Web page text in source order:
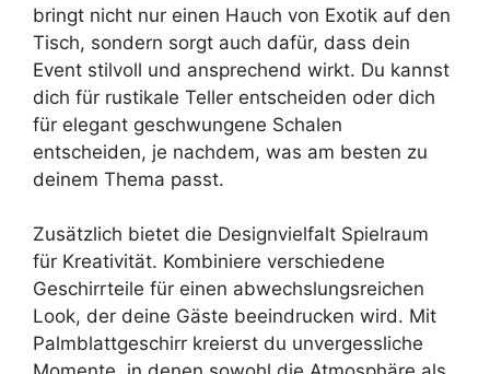
bringt nicht nur einen Hauch von Exotik auf den
Tisch, sondern sorgt auch dafür, dass dein
Event stilvoll und ansprechend wirkt. Du kannst
dich für rustikale Teller entscheiden oder dich
für elegant geschwungene Schalen
entscheiden, je nachdem, was am besten zu
deinem Thema passt.
Zusätzlich bietet die Designvielfalt Spielraum
für Kreativität. Kombiniere verschiedene
Geschirrteile für einen abwechslungsreichen
Look, der deine Gäste beeindrucken wird. Mit
Palmblattgeschirr kreierst du unvergessliche